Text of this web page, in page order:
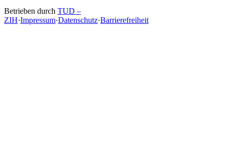
Betrieben durch TUD –
ZIH·Impressum·Datenschutz·Barrierefreiheit